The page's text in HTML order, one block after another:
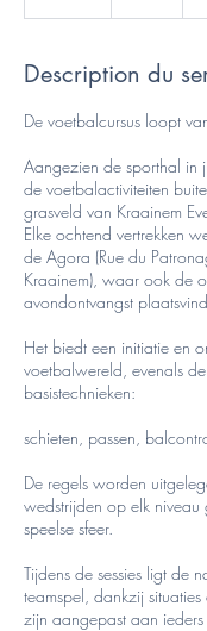
i
é
Description du
De voetbalcursus loopt
Aangezien de sporthal in
de voetbalactiviteiten
grasveld van Kraainem
Elke ochtend vertrekken
de Agora (Rue du
Kraainem), waar ook de
avondontvangst
Het biedt een initiatie en
voetbalwereld, evenals
basistechnieken:
schieten, passen,
De regels worden
wedstrijden op elk niveau
speelse sfeer.
Tijdens de sessies ligt de
teamspel, dankzij
zijn aangepast aan